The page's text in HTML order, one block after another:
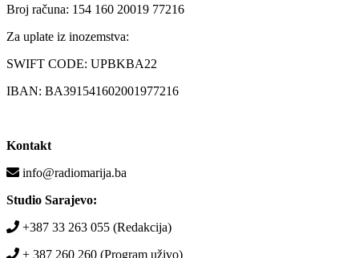
Broj računa: 154 160 20019 77216
Za uplate iz inozemstva:
SWIFT CODE: UPBKBA22
IBAN: BA391541602001977216
Kontakt
info@radiomarija.ba
Studio Sarajevo:
+387 33 263 055 (Redakcija)
+ 387 260 260 (Program uživo)